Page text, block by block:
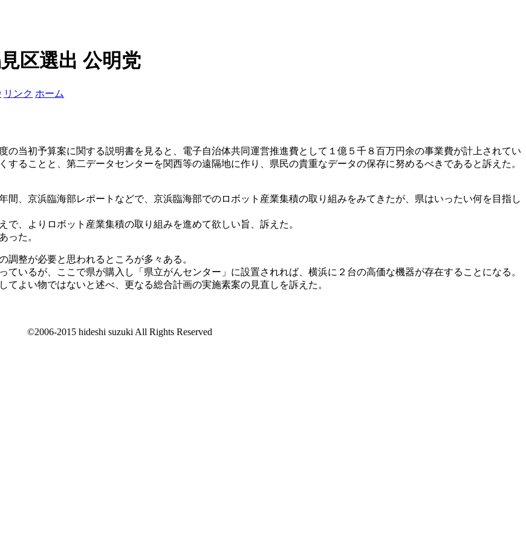
区選出 公明党
リンク ホーム
の当初予算案に関する説明書を見ると、電子自治体共同運営推進費として１億５千８百万円余の事業費が計上されてい
ることと、第二データセンターを関西等の遠隔地に作り、県民の貴重なデータの保存に努めるべきであると訴えた。
、京浜臨海部レポートなどで、京浜臨海部でのロボット産業集積の取り組みをみてきたが、県はいったい何を目指し
、よりロボット産業集積の取り組みを進めて欲しい旨、訴えた。
った。
整が必要と思われるところが多々ある。
いるが、ここで県が購入し「県立がんセンター」に設置されれば、横浜に２台の高価な機器が存在することになる。
よい物ではないと述べ、更なる総合計画の実施素案の見直しを訴えた。
©2006-2015 hideshi suzuki All Rights Reserved